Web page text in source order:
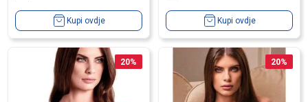
Kupi ovdje Kupi ovdje
20% 20%